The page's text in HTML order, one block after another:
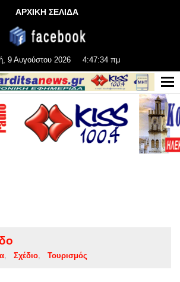
ΑΡΧΙΚΗ ΣΕΛΙΔΑ
9 Αυγούστου 2026 4:47:35 πμ
Σχέδιο Τουρισμός